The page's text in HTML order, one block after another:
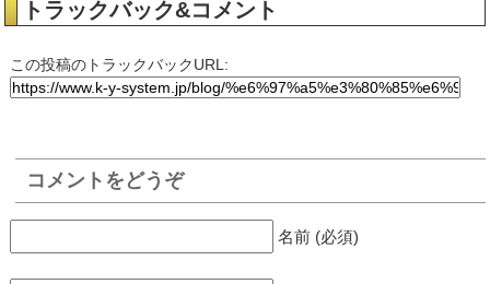
トラックバック&コメント
この投稿のトラックバックURL:
コメントをどうぞ
名前 (必須)